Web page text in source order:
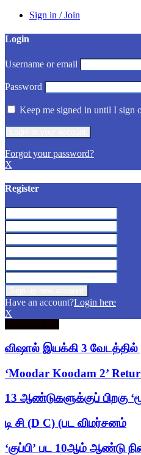
Sign in / Join
Login
Username or email
Password
Keep me signed in until I sign
Forgot your password?
X
Register
Have an account?Login here
X
விஷால் இயக்கி 3 வேடத்தில்
‘Moodar Koodam 2’
13 ஆண்டுகளுக்குப் பிறகு
டி சி (D C) (பட விமர்சனம்
‘குப்பி’ பட 10ஆம் ஆண்டு